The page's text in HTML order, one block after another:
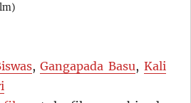
,Gangapada Basu, Kali